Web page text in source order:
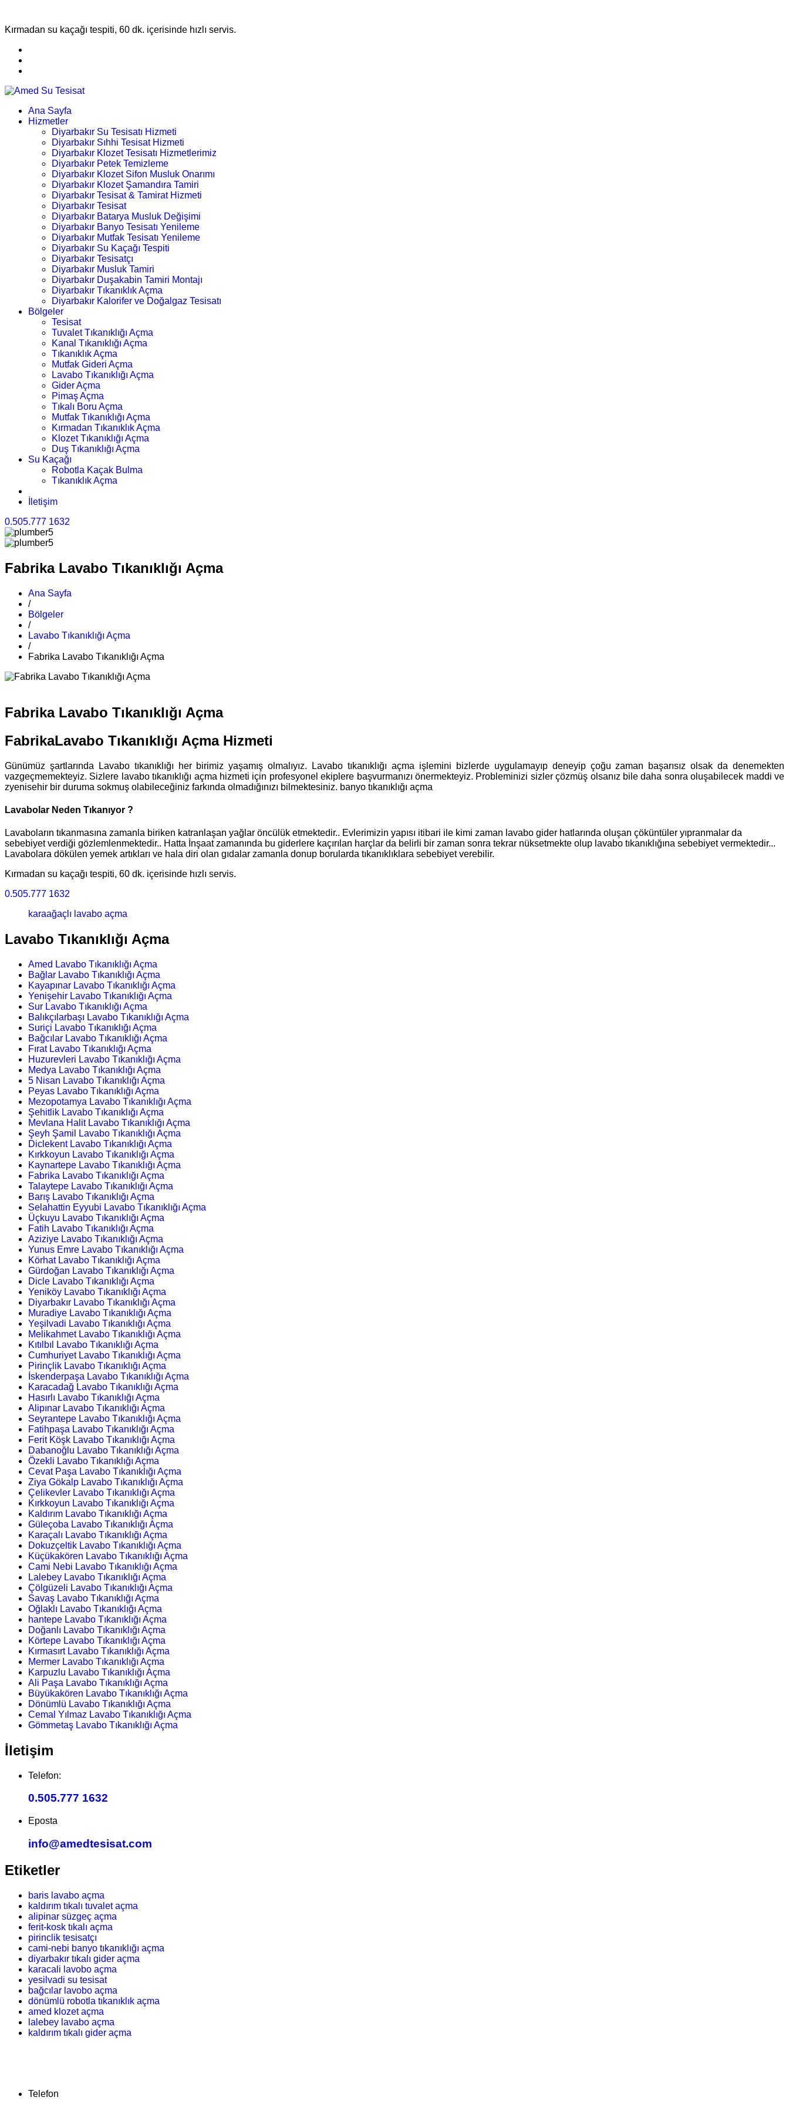
Kırmadan su kaçağı tespiti, 60 dk. içerisinde hızlı servis.
Ana Sayfa
Hizmetler
Diyarbakır Su Tesisatı Hizmeti
Diyarbakır Sıhhi Tesisat Hizmeti
Diyarbakır Klozet Tesisatı Hizmetlerimiz
Diyarbakır Petek Temizleme
Diyarbakır Klozet Sifon Musluk Onarımı
Diyarbakır Klozet Şamandıra Tamiri
Diyarbakır Tesisat & Tamirat Hizmeti
Diyarbakır Tesisat
Diyarbakır Batarya Musluk Değişimi
Diyarbakır Banyo Tesisatı Yenileme
Diyarbakır Mutfak Tesisatı Yenileme
Diyarbakır Su Kaçağı Tespiti
Diyarbakır Tesisatçı
Diyarbakır Musluk Tamiri
Diyarbakır Duşakabin Tamiri Montajı
Diyarbakır Tıkanıklık Açma
Diyarbakır Kalorifer ve Doğalgaz Tesisatı
Bölgeler
Tesisat
Tuvalet Tıkanıklığı Açma
Kanal Tıkanıklığı Açma
Tıkanıklık Açma
Mutfak Gideri Açma
Lavabo Tıkanıklığı Açma
Gider Açma
Pimaş Açma
Tıkalı Boru Açma
Mutfak Tıkanıklığı Açma
Kırmadan Tıkanıklık Açma
Klozet Tıkanıklığı Açma
Duş Tıkanıklığı Açma
Su Kaçağı
Robotla Kaçak Bulma
Tıkanıklık Açma
İletişim
0.505.777 1632
Fabrika Lavabo Tıkanıklığı Açma
Ana Sayfa
/
Bölgeler
/
Lavabo Tıkanıklığı Açma
/
Fabrika Lavabo Tıkanıklığı Açma
Fabrika Lavabo Tıkanıklığı Açma
FabrikaLavabo Tıkanıklığı Açma Hizmeti
Günümüz şartlarında Lavabo tıkanıklığı her birimiz yaşamış olmalıyız. Lavabo tıkanıklığı açma işlemini bizlerde uygulamayıp deneyip çoğu zaman başarısız olsak da denemekten
vazgeçmemekteyiz. Sizlere lavabo tıkanıklığı açma hizmeti için profesyonel ekiplere başvurmanızı önermekteyiz. Probleminizi sizler çözmüş olsanız bile daha sonra oluşabilecek maddi ve
zyenisehir bir duruma sokmuş olabileceğiniz farkında olmadığınızı bilmektesiniz. banyo tıkanıklığı açma
Lavabolar Neden Tıkanıyor ?
Lavaboların tıkanmasına zamanla biriken katranlaşan yağlar öncülük etmektedir.. Evlerimizin yapısı itibari ile kimi zaman lavabo gider hatlarında oluşan çöküntüler yıpranmalar da
sebebiyet verdiği gözlemlenmektedir.. Hatta İnşaat zamanında bu giderlere kaçırılan harçlar da belirli bir zaman sonra tekrar nüksetmekte olup lavabo tıkanıklığına sebebiyet vermektedir...
Lavabolara dökülen yemek artıkları ve hala diri olan gıdalar zamanla donup borularda tıkanıklıklara sebebiyet verebilir.
Kırmadan su kaçağı tespiti, 60 dk. içerisinde hızlı servis.
0.505.777 1632
karaağaçlı lavabo açma
Lavabo Tıkanıklığı Açma
Amed Lavabo Tıkanıklığı Açma
Bağlar Lavabo Tıkanıklığı Açma
Kayapınar Lavabo Tıkanıklığı Açma
Yenişehir Lavabo Tıkanıklığı Açma
Sur Lavabo Tıkanıklığı Açma
Balıkçılarbaşı Lavabo Tıkanıklığı Açma
Suriçi Lavabo Tıkanıklığı Açma
Bağcılar Lavabo Tıkanıklığı Açma
Fırat Lavabo Tıkanıklığı Açma
Huzurevleri Lavabo Tıkanıklığı Açma
Medya Lavabo Tıkanıklığı Açma
5 Nisan Lavabo Tıkanıklığı Açma
Peyas Lavabo Tıkanıklığı Açma
Mezopotamya Lavabo Tıkanıklığı Açma
Şehitlik Lavabo Tıkanıklığı Açma
Mevlana Halit Lavabo Tıkanıklığı Açma
Şeyh Şamil Lavabo Tıkanıklığı Açma
Diclekent Lavabo Tıkanıklığı Açma
Kırkkoyun Lavabo Tıkanıklığı Açma
Kaynartepe Lavabo Tıkanıklığı Açma
Fabrika Lavabo Tıkanıklığı Açma
Talaytepe Lavabo Tıkanıklığı Açma
Barış Lavabo Tıkanıklığı Açma
Selahattin Eyyubi Lavabo Tıkanıklığı Açma
Üçkuyu Lavabo Tıkanıklığı Açma
Fatih Lavabo Tıkanıklığı Açma
Aziziye Lavabo Tıkanıklığı Açma
Yunus Emre Lavabo Tıkanıklığı Açma
Körhat Lavabo Tıkanıklığı Açma
Gürdoğan Lavabo Tıkanıklığı Açma
Dicle Lavabo Tıkanıklığı Açma
Yeniköy Lavabo Tıkanıklığı Açma
Diyarbakır Lavabo Tıkanıklığı Açma
Muradiye Lavabo Tıkanıklığı Açma
Yeşilvadi Lavabo Tıkanıklığı Açma
Melikahmet Lavabo Tıkanıklığı Açma
Kıtılbıl Lavabo Tıkanıklığı Açma
Cumhuriyet Lavabo Tıkanıklığı Açma
Pirinçlik Lavabo Tıkanıklığı Açma
İskenderpaşa Lavabo Tıkanıklığı Açma
Karacadağ Lavabo Tıkanıklığı Açma
Hasırlı Lavabo Tıkanıklığı Açma
Alipınar Lavabo Tıkanıklığı Açma
Seyrantepe Lavabo Tıkanıklığı Açma
Fatihpaşa Lavabo Tıkanıklığı Açma
Ferit Köşk Lavabo Tıkanıklığı Açma
Dabanoğlu Lavabo Tıkanıklığı Açma
Özekli Lavabo Tıkanıklığı Açma
Cevat Paşa Lavabo Tıkanıklığı Açma
Ziya Gökalp Lavabo Tıkanıklığı Açma
Çelikevler Lavabo Tıkanıklığı Açma
Kırkkoyun Lavabo Tıkanıklığı Açma
Kaldırım Lavabo Tıkanıklığı Açma
Güleçoba Lavabo Tıkanıklığı Açma
Karaçalı Lavabo Tıkanıklığı Açma
Dokuzçeltik Lavabo Tıkanıklığı Açma
Küçükakören Lavabo Tıkanıklığı Açma
Cami Nebi Lavabo Tıkanıklığı Açma
Lalebey Lavabo Tıkanıklığı Açma
Çölgüzeli Lavabo Tıkanıklığı Açma
Savaş Lavabo Tıkanıklığı Açma
Oğlaklı Lavabo Tıkanıklığı Açma
hantepe Lavabo Tıkanıklığı Açma
Doğanlı Lavabo Tıkanıklığı Açma
Körtepe Lavabo Tıkanıklığı Açma
Kırmasırt Lavabo Tıkanıklığı Açma
Mermer Lavabo Tıkanıklığı Açma
Karpuzlu Lavabo Tıkanıklığı Açma
Ali Paşa Lavabo Tıkanıklığı Açma
Büyükakören Lavabo Tıkanıklığı Açma
Dönümlü Lavabo Tıkanıklığı Açma
Cemal Yılmaz Lavabo Tıkanıklığı Açma
Gömmetaş Lavabo Tıkanıklığı Açma
İletişim
Telefon:
0.505.777 1632
Eposta
info@amedtesisat.com
Etiketler
baris lavabo açma
kaldırım tıkalı tuvalet açma
alipinar süzgeç açma
ferit-kosk tıkalı açma
pirinclik tesisatçı
cami-nebi banyo tıkanıklığı açma
diyarbakır tıkalı gider açma
karacali lavobo açma
yesilvadi su tesisat
bağcılar lavobo açma
dönümlü robotla tıkanıklık açma
amed klozet açma
lalebey lavabo açma
kaldırım tıkalı gider açma
Telefon